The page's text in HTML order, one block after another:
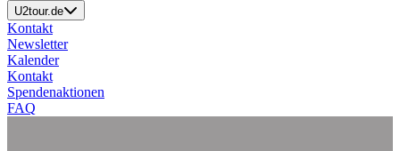
U2tour.de
Kontakt
Newsletter
Kalender
Kontakt
Spendenaktionen
FAQ